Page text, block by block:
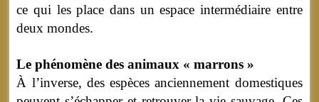
ce qui les place dans un espace intermédiaire entre
deux mondes.
Le phénomène des animaux « marrons »
À l’inverse, des espèces anciennement domestiques